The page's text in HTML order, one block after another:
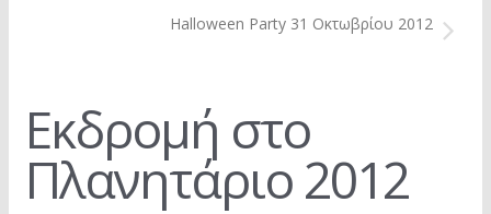
Halloween Party 31 Οκτωβρίου 2012
Εκδρομή στο
Πλανητάριο 2012